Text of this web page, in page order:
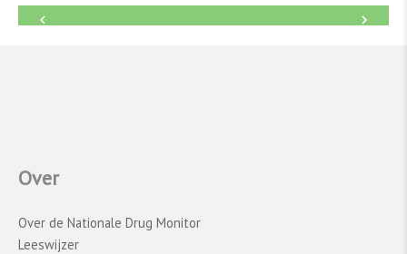
→
←
Over
Over de Nationale Drug Monitor
Leeswijzer